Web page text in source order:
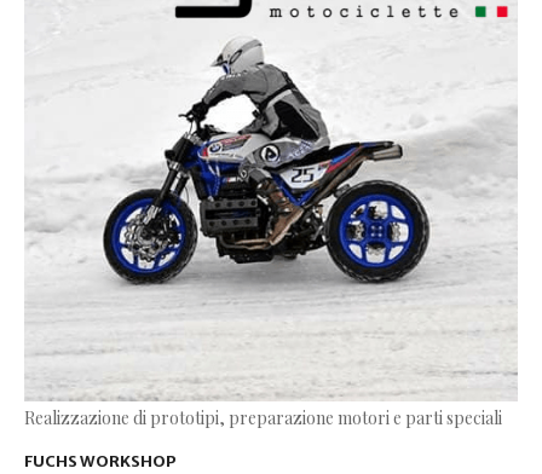
Realizzazione di prototipi, preparazione motori e parti speciali
FUCHS WORKSHOP